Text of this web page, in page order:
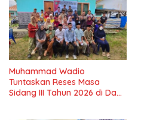
Muhammad Wadio
Tuntaskan Reses Masa
Sidang III Tahun 2026 di Dapil